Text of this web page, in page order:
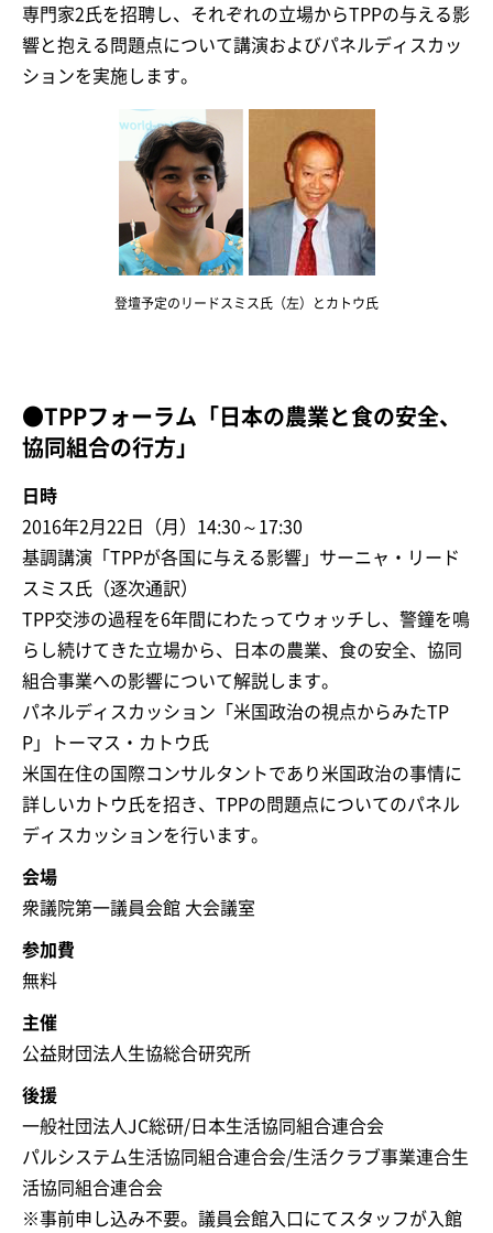
専門家2氏を招聘し、それぞれの立場からTPPの与える影
響と抱える問題点について講演およびパネルディスカッ
ションを実施します。
登壇予定のリードスミス氏（左）とカトウ氏
●TPPフォーラム「日本の農業と食の安全、
協同組合の行方」
日時
2016年2月22日（月）14:30～17:30
基調講演「TPPが各国に与える影響」サーニャ・リード
スミス氏（逐次通訳）
TPP交渉の過程を6年間にわたってウォッチし、警鐘を鳴
らし続けてきた立場から、日本の農業、食の安全、協同
組合事業への影響について解説します。
パネルディスカッション「米国政治の視点からみたTP
P」トーマス・カトウ氏
米国在住の国際コンサルタントであり米国政治の事情に
詳しいカトウ氏を招き、TPPの問題点についてのパネル
ディスカッションを行います。
会場
衆議院第一議員会館 大会議室
参加費
無料
主催
公益財団法人生協総合研究所
後援
一般社団法人JC総研/日本生活協同組合連合会
パルシステム生活協同組合連合会/生活クラブ事業連合生
活協同組合連合会
※事前申し込み不要。議員会館入口にてスタッフが入館